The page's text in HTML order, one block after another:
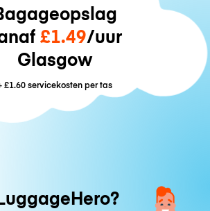
£1.49/uur
Glasgow
£1.60servicekosten per tas